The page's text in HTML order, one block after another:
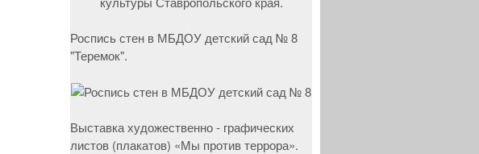
Роспись стен в МБДОУ детский сад № 8
"Теремок".
Выставка художественно - графических
листов (плакатов) «Мы против террора».